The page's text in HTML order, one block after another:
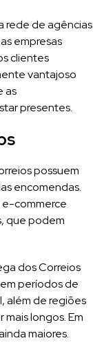
rede de agências
empresas
clientes
vantajoso
as
presentes.
possuem
encomendas.
e-commerce
que podem
dos Correios
períodos de
além de regiões
longos. Em
maiores.